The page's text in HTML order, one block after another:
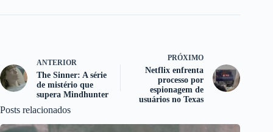
ANTERIOR
The Sinner: A série
de mistério que
supera Mindhunter
PRÓXIMO
Netflix enfrenta
processo por
espionagem de
usuários no Texas
Posts relacionados